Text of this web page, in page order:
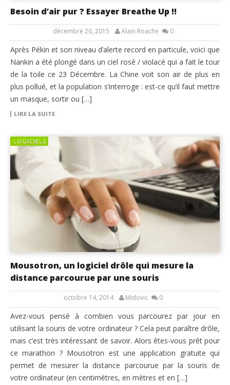
Besoin d’air pur ? Essayer Breathe Up !!
décembre 26, 2015 Alain Roache 0
Après Pékin et son niveau d’alerte record en particule, voici que
Nankin a été plongé dans un ciel rosé / violacé qui a fait le tour
de la toile ce 23 Décembre. La Chine voit son air de plus en
plus pollué, et la population s’interroge : est-ce qu’il faut mettre
un masque, sortir ou […]
LIRE LA SUITE
LOGICIELS
Mousotron, un logiciel drôle qui mesure la
distance parcourue par une souris
octobre 14, 2014 Midovic 0
Avez-vous pensé à combien vous parcourez par jour en
utilisant la souris de votre ordinateur ? Cela peut paraître drôle,
mais c’est très intéressant de savoir. Alors êtes-vous prêt pour
ce marathon ? Mousotron est une application gratuite qui
permet de mesurer la distance parcourue par la souris de
votre ordinateur (en centimètres, en mètres et en […]